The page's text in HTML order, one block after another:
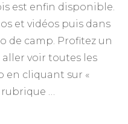
est enfin disponible.
et vidéos puis dans
de camp. Profitez un
voir toutes les
en cliquant sur «
rubrique …